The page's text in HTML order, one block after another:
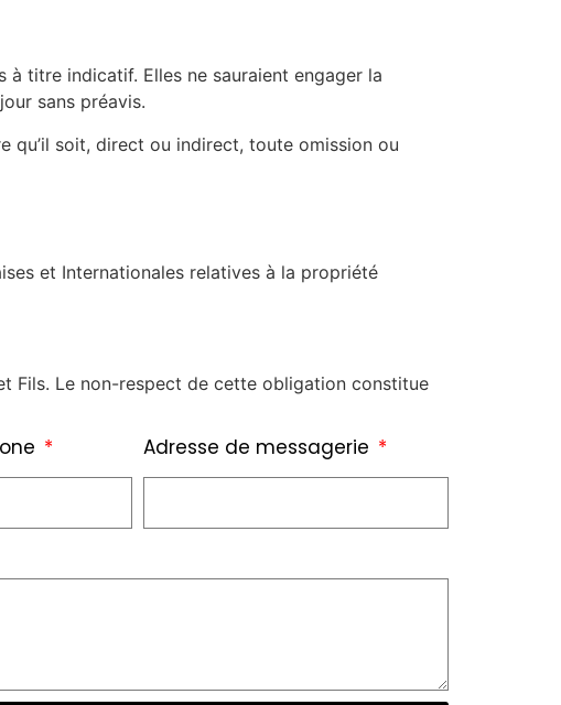
à titre indicatif. Elles ne sauraient engager la
sans préavis.
qu’il soit, direct ou indirect, toute omission ou
et Internationales relatives à la propriété
Fils. Le non-respect de cette obligation constitue
Adresse de messagerie